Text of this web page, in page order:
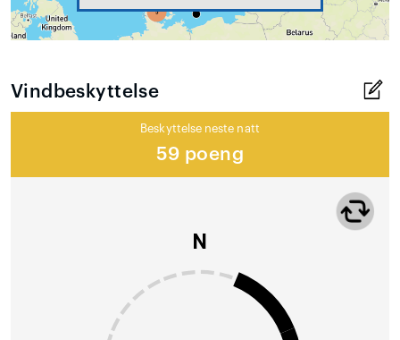
Vindbeskyttelse
Beskyttelse neste natt
59 poeng
N